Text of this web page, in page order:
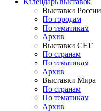
Календарь выставок
Выставки России
По городам
По тематикам
Архив
Выставки СНГ
По странам
По тематикам
Архив
Выставки Мира
По странам
По тематикам
Архив